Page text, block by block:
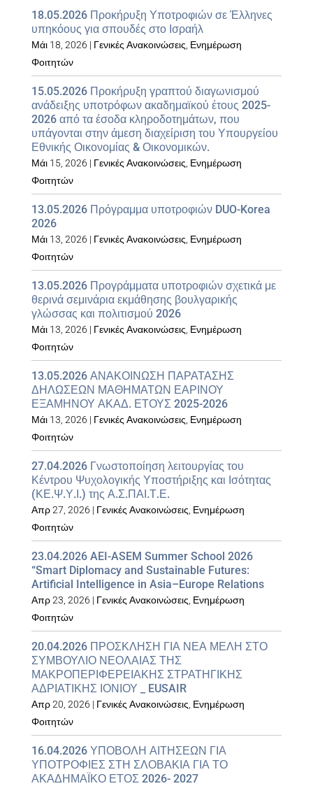
18.05.2026 Προκήρυξη Υποτροφιών σε Έλληνες
υπηκόους για σπουδές στο Ισραήλ
Μάι 18, 2026 | Γενικές Ανακοινώσεις Ενημέρωση
Φοιτητών
15.05.2026 Προκήρυξη γραπτού διαγωνισμού
ανάδειξης υποτρόφων ακαδημαϊκού έτους 2025-
2026 από τα έσοδα κληροδοτημάτων, που
υπάγονται στην άμεση διαχείριση του Υπουργείου
Εθνικής Οικονομίας & Οικονομικών.
Μάι 15, 2026 | Γενικές Ανακοινώσεις Ενημέρωση
Φοιτητών
13.05.2026 Πρόγραμμα υποτροφιών DUO-Korea
2026
Μάι 13, 2026 | Γενικές Ανακοινώσεις Ενημέρωση
Φοιτητών
13.05.2026 Προγράμματα υποτροφιών σχετικά με
θερινά σεμινάρια εκμάθησης βουλγαρικής
γλώσσας και πολιτισμού 2026
Μάι 13, 2026 | Γενικές Ανακοινώσεις Ενημέρωση
Φοιτητών
13.05.2026 ΑΝΑΚΟΙΝΩΣΗ ΠΑΡΑΤΑΣΗΣ
ΔΗΛΩΣΕΩΝ ΜΑΘΗΜΑΤΩΝ ΕΑΡΙΝΟΥ
ΕΞΑΜΗΝΟΥ ΑΚΑΔ. ΕΤΟΥΣ 2025-2026
Μάι 13, 2026 | Γενικές Ανακοινώσεις Ενημέρωση
Φοιτητών
27.04.2026 Γνωστοποίηση λειτουργίας του
Κέντρου Ψυχολογικής Υποστήριξης και Ισότητας
(ΚΕ.Ψ.Υ.Ι.) της Α.Σ.ΠΑΙ.Τ.Ε.
Απρ 27, 2026 | Γενικές Ανακοινώσεις Ενημέρωση
Φοιτητών
23.04.2026 AEI-ASEM Summer School 2026
“Smart Diplomacy and Sustainable Futures:
Artificial Intelligence in Asia–Europe Relations
Απρ 23, 2026 | Γενικές Ανακοινώσεις Ενημέρωση
Φοιτητών
20.04.2026 ΠΡΟΣΚΛΗΣΗ ΓΙΑ ΝΕΑ ΜΕΛΗ ΣΤΟ
ΣΥΜΒΟΥΛΙΟ ΝΕΟΛΑΙΑΣ ΤΗΣ
ΜΑΚΡΟΠΕΡΙΦΕΡΕΙΑΚΗΣ ΣΤΡΑΤΗΓΙΚΗΣ
ΑΔΡΙΑΤΙΚΗΣ ΙΟΝΙΟΥ _ EUSAIR
Απρ 20, 2026 | Γενικές Ανακοινώσεις Ενημέρωση
Φοιτητών
16.04.2026 ΥΠΟΒΟΛΗ ΑΙΤΗΣΕΩΝ ΓΙΑ
ΥΠΟΤΡΟΦΙΕΣ ΣΤΗ ΣΛΟΒΑΚΙΑ ΓΙΑ ΤΟ
ΑΚΑΔΗΜΑΪΚΟ ΕΤΟΣ 2026- 2027